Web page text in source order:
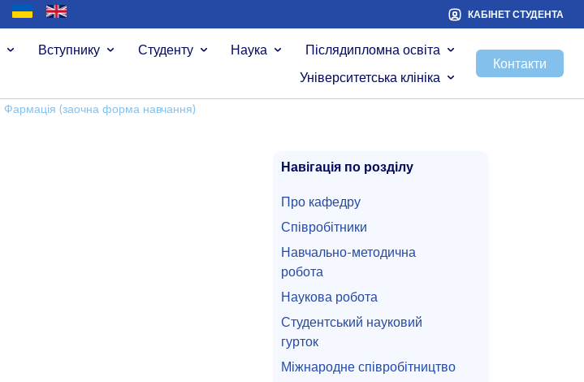
КАБІНЕТ СТУДЕНТА
Вступнику Студенту Наука
Післядипломна освіта
Університетська клініка
Контакти
Фармація (заочна форма навчання)
Навігація по розділу
Про кафедру
Співробітники
Навчально-методична
робота
Наукова робота
Студентський науковий
гурток
Міжнародне співробітництво